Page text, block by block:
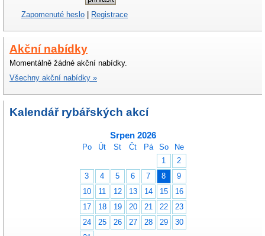
Zapomenuté heslo Registrace
Akční nabídky
Momentálně žádné akční nabídky.
Všechny akční nabídky »
Kalendář rybářských akcí
Srpen 2026
Po Út St Čt Pá So
Ne
1
2
3
4 5 6 7 8
9
10
11 12 13 14 15
16
17
18 19 20 21 22
23
24
25 26 27 28 29
30